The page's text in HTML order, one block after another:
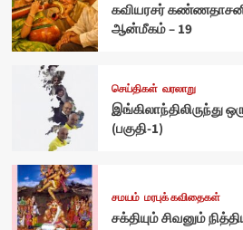
கவியரசர்
ஆன்மீகம் – 19
செய்திகள் வரலாறு
இங்கிலாந்திலிருந்து
(பகுதி-1)
சமயம் மரபுக் கவிதைகள்
சக்தியும் சிவனும்